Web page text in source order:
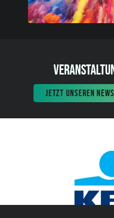
JETZT UNSEREN